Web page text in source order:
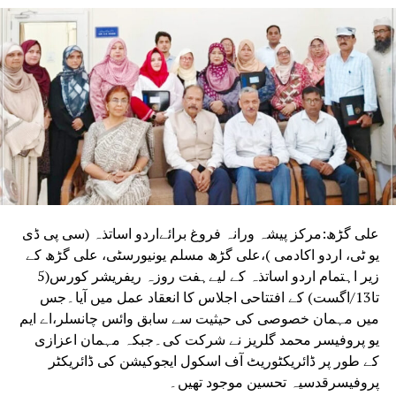
قربانیوں نے اس خواب کو حقیقت میں بدل دیا۔”اس موقعے پر
سبھی دوست احباب کے ساتھ قریش برادری کے لوگوں نے ان کو
مبارک باد دیتے ہوئے ان کے روشن مستقبل کے لئے دعائیں دی –
RELATED TOPICS:
UP
رجسٹری اور دفاتر کی منتقلی کے خلاف دستاویز
کا احتجاج
DON'T MISS
اے ایم یو کے مختلف شعبوں اور اداروں میں بین الاقوامی
یوم یوگ کی مناسبت سے یوگ تقریبات کا اہتمام
علی گڑھ:مرکز پیشہ ورانہ فروغ برائےاردو اساتذہ (سی پی ڈی
یو ٹی، اردو اکادمی )،علی گڑھ مسلم یونیورسٹی، علی گڑھ کے
زیر اہتمام اردو اساتذہ کے لیےہفت روزہ ریفریشر کورس(5
تا13/اگست) کے افتتاحی اجلاس کا انعقاد عمل میں آیا۔جس
میں مہمان خصوصی کی حیثیت سے سابق وائس چانسلر،اے ایم
یو پروفیسر محمد گلریز نے شرکت کی۔جبکہ مہمان اعزازی
کے طور پر ڈائریکٹوریٹ آف اسکول ایجوکیشن کی ڈائریکٹر
پروفیسرقدسیہ تحسین موجود تھیں۔